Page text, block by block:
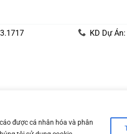
được cá nhân hóa và phân
KD Dự
Đầu Tư Tp. Hà Nội